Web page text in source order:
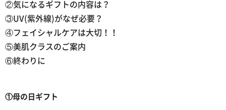
②気になるギフトの内容は？
③UV(紫外線)がなぜ必要？
④フェイシャルケアは大切！！
⑤美肌クラスのご案内
⑥終わりに
①母の日ギフト